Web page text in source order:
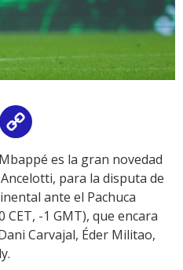
Email
Linkes la gran novedad
para la disputa de
ante el Pachuca
CET, -1 GMT), que encara
Carvajal, Éder Militao,